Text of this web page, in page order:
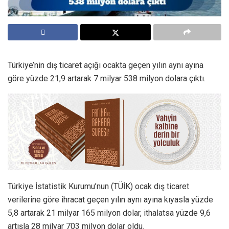
Türkiye’nin dış ticaret açığı ocakta geçen yılın aynı ayına
göre yüzde 21,9 artarak 7 milyar 538 milyon dolara çıktı.
Türkiye İstatistik Kurumu’nun (TÜİK) ocak dış ticaret
verilerine göre ihracat geçen yılın aynı ayına kıyasla yüzde
5,8 artarak 21 milyar 165 milyon dolar, ithalatsa yüzde 9,6
artışla 28 milyar 703 milyon dolar oldu.